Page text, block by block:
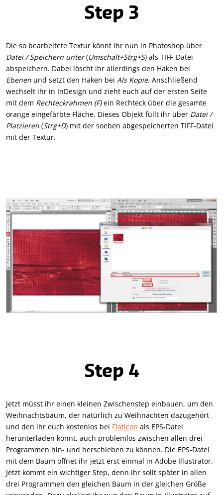
Step 3
Die so bearbeitete Textur könnt ihr nun in Photoshop über
Datei / Speichern unter(Umschalt+Strg+S) als TIFF-Datei
abspeichern. Dabei löscht ihr allerdings den Haken bei
Ebenen und setzt den Haken bei Als Kopie. Anschließend
wechselt ihr in InDesign und zieht euch auf der ersten Seite
mit dem Rechteckrahmen (F)ein Rechteck über die gesamte
orange eingefärbte Fläche. Dieses Objekt füllt ihr über Datei /
Platzieren (Strg+D) mit der soeben abgespeicherten TIFF-Datei
mit der Textur.
Step 4
Jetzt müsst ihr einen kleinen Zwischenstep einbauen, um den
Weihnachtsbaum, der natürlich zu Weihnachten dazugehört
und den ihr euch kostenlos bei Flaticon als EPS-Datei
herunterladen könnt, auch problemlos zwischen allen drei
Programmen hin- und herschieben zu können. Die EPS-Datei
mit dem Baum öffnet ihr jetzt erst einmal in Adobe Illustrator.
Jetzt kommt ein wichtiger Step, denn ihr sollt später in allen
drei Programmen den gleichen Baum in der gleichen Größe